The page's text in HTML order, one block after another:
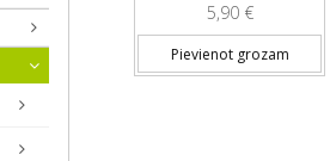
5,90 €
Pievienot grozam